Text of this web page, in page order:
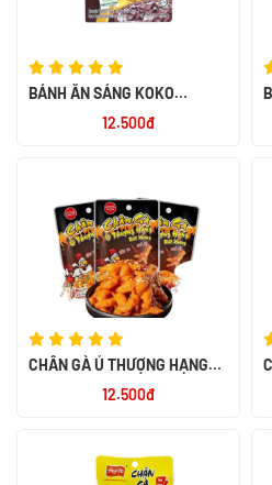
BÁNH ĂN SÁNG KOKO
12.500đ
CHÂN GÀ Ủ THƯỢNG HẠNG
12.500đ